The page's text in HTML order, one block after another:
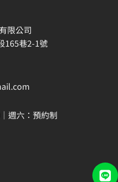
限公司
165巷2-1號
週六：預約制